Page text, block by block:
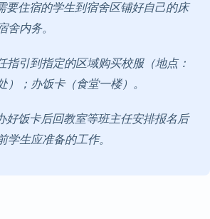
要住宿的学生到宿舍区铺好自己的床
舍内务。
指引到指定的区域购买校服（地点：
）；办饭卡（食堂一楼）。
好饭卡后回教室等班主任安排报名后
学生应准备的工作。